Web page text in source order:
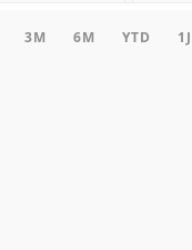
3M 6M YTD 1J